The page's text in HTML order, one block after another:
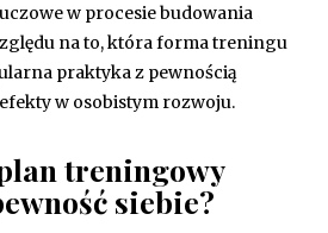
w procesie budowania
na to, która forma treningu
praktyka z pewnością
w osobistym rozwoju.
treningowy
siebie?